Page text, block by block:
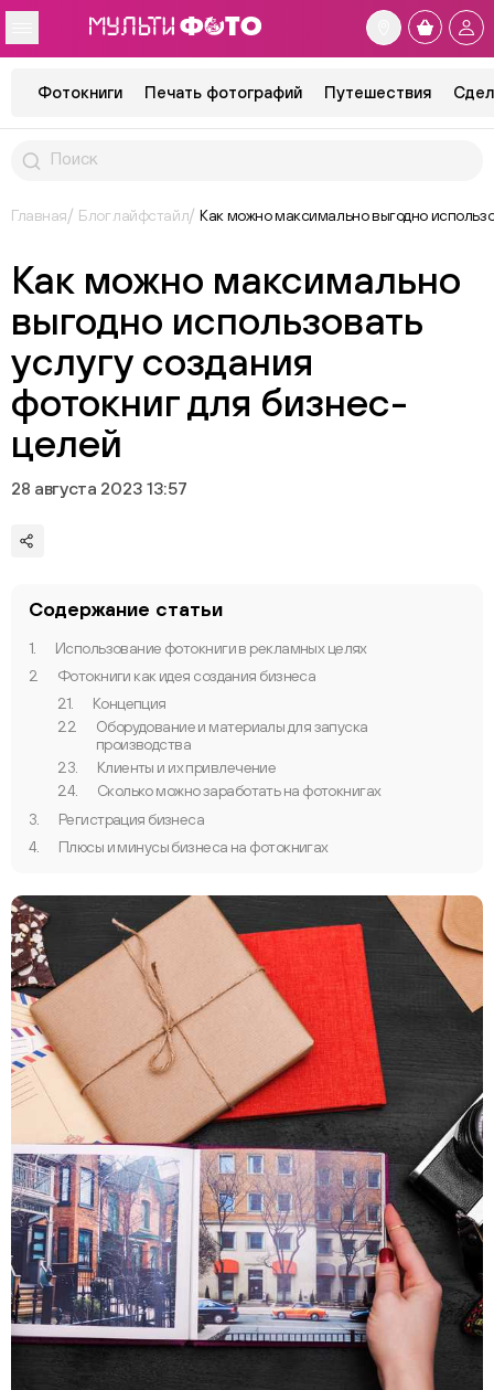
Фотокниги Печать фотографий Путешествия
Главная Блог лайфстайл Как можно максимально выгодно
Как можно максимально
выгодно использовать
услугу создания
фотокниг для бизнес-
целей
28 августа 2023 13:57
Содержание статьи
1.
Использование фотокниги в рекламных целях
2.
Фотокниги как идея создания бизнеса
2.1.
Концепция
2.2.
Оборудование и материалы для запуска
производства
2.3.
Клиенты и их привлечение
2.4.
Сколько можно заработать на фотокнигах
3.
Регистрация бизнеса
4.
Плюсы и минусы бизнеса на фотокнигах